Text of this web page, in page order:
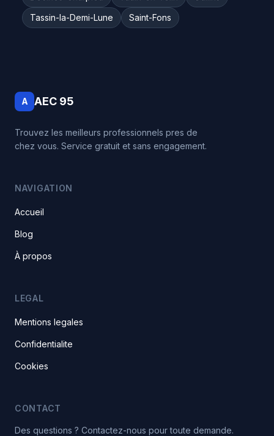
Tassin-la-Demi-Lune
Saint-Fons
A AEC 95
Trouvez les meilleurs professionnels pres de
chez vous. Service gratuit et sans engagement.
NAVIGATION
Accueil
Blog
À propos
LEGAL
Mentions legales
Confidentialite
Cookies
CONTACT
Des questions ? Contactez-nous pour toute demande.